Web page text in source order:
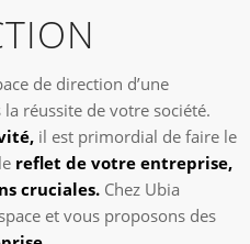
de direction d’une
réussite de votre société.
il est primordial de faire le
reflet de votre entreprise,
cruciales. Chez Ubia
et vous proposons des